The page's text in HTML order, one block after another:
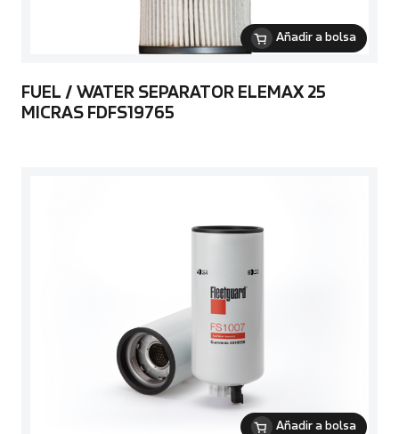
Añadir a bolsa
FUEL / WATER SEPARATOR ELEMAX 25
MICRAS FDFS19765
Añadir a bolsa